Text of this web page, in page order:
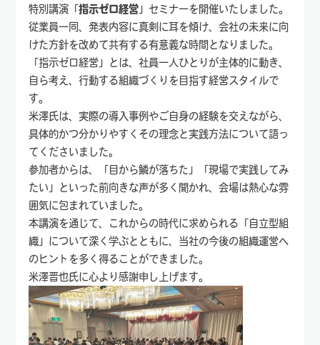
特別講演「指示ゼロ経営 」セミナーを開催いたしました。
従業員一同、発表内容に真剣に耳を傾け、会社の未来に向
けた方針を改めて共有する有意義な時間となりました。
「指示ゼロ経営」とは、社員一人ひとりが主体的に動き、
自ら考え、行動する組織づくりを目指す経営スタイルで
す。
米澤氏は、実際の導入事例やご自身の経験を交えながら、
具体的かつ分かりやすくその理念と実践方法について語っ
てくださいました。
参加者からは、「目から鱗が落ちた」「現場で実践してみ
たい」といった前向きな声が多く聞かれ、会場は熱心な雰
囲気に包まれていました。
本講演を通じて、これからの時代に求められる「自立型組
織」について深く学ぶとともに、当社の今後の組織運営へ
のヒントを多く得ることができました。
米澤晋也氏に心より感謝申し上げます。